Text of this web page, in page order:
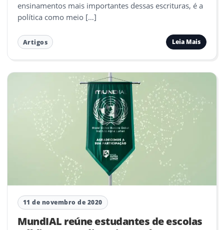
ensinamentos mais importantes dessas escrituras, é a
política como meio […]
Artigos Leia Mais
11 de novembro de 2020
MundIAL reúne estudantes de escolas